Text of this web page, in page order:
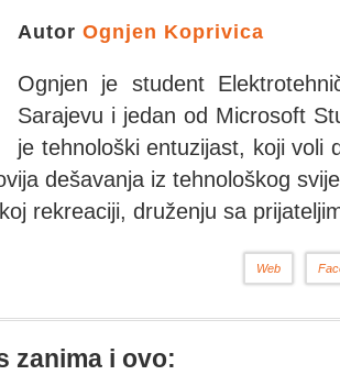
Autor Ognjen Koprivica
Ognjen je student
Sarajevu i jedan od Microsoft
je tehnološki entuzijast, koji voli
dešavanja iz tehnološkog
rekreaciji, druženju sa
Web
zanima i ovo: